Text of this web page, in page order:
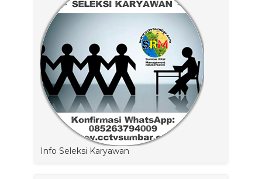
Info Seleksi Karyawan